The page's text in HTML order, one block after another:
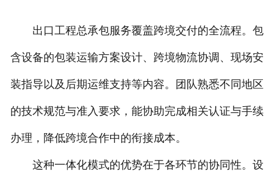
出口工程总承包服务覆盖跨境交付的全流程。包
含设备的包装运输方案设计、跨境物流协调、现场安
装指导以及后期运维支持等内容。团队熟悉不同地区
的技术规范与准入要求，能协助完成相关认证与手续
办理，降低跨境合作中的衔接成本。
这种一体化模式的优势在于各环节的协同性。设